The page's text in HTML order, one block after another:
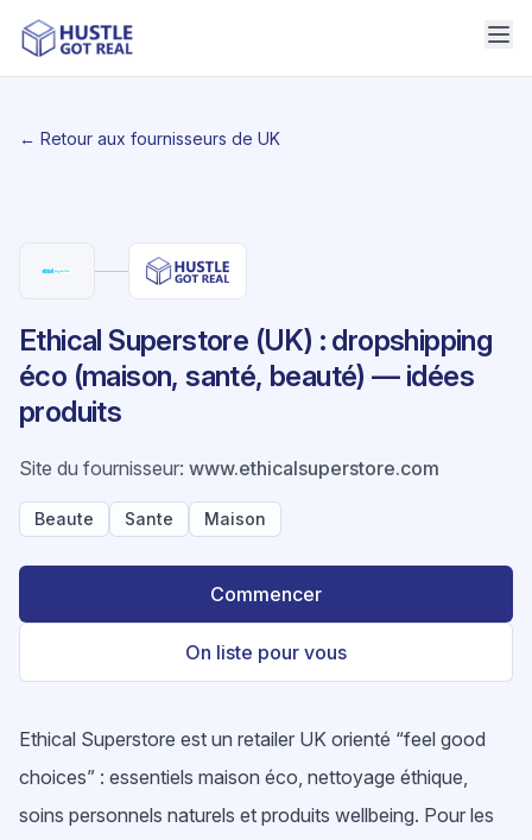
← Retour aux fournisseurs de UK
Ethical Superstore (UK) : dropshipping
éco (maison, santé, beauté) — idées
produits
Site du fournisseur: www.ethicalsuperstore.com
Beaute Sante Maison
Commencer
On liste pour vous
Ethical Superstore est un retailer UK orienté “feel good
choices” : essentiels maison éco, nettoyage éthique,
soins personnels naturels et produits wellbeing. Pour les